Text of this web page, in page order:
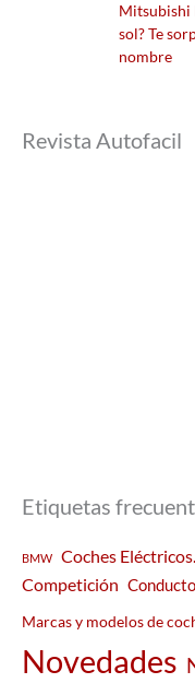
Mitsubishi
sol? Te
nombre
Revista Autofacil
Etiquetas
BMW
Coches
Competición
Marcas y modelos de
Novedades